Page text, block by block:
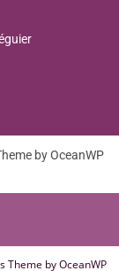
by OceanWP
Theme by OceanWP